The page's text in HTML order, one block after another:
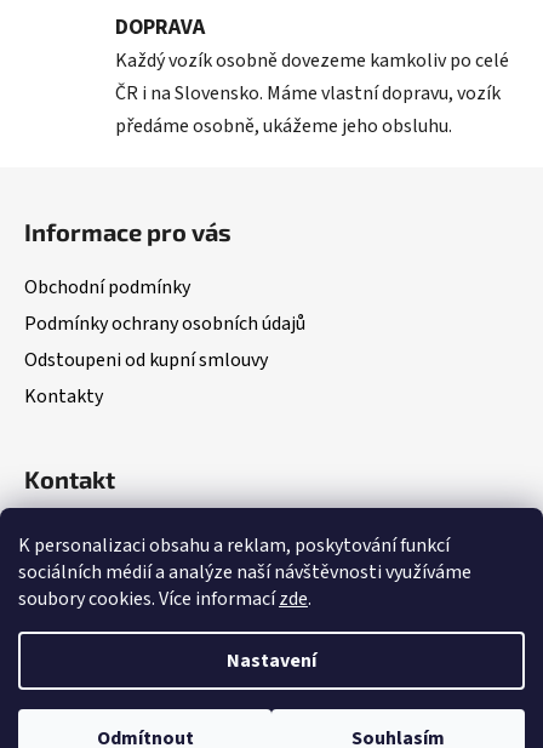
K personalizaci obsahu a reklam, poskytování funkcí
sociálních médií a analýze naší návštěvnosti využíváme
soubory cookies. Více informacízde.
Nastavení
Odmítnout Souhlasím
DOPRAVA
Každý vozík osobně dovezeme kamkoliv po celé
ČR i na Slovensko. Máme vlastní dopravu, vozík
předáme osobně, ukážeme jeho obsluhu.
Informace pro vás
Obchodní podmínky
Podmínky ochrany osobních údajů
Odstoupeni od kupní smlouvy
Kontakty
Kontakt
(Po – Pá: 8:00 – 18:00)
+420 703 335 782
Vytvořil Shoptet